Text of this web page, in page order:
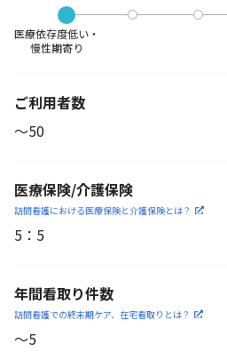
医療依存度低い・
慢性期寄り
ご利用者数
〜50
医療保険/介護保険
訪問看護における医療保険と介護保険とは？
5 ： 5
年間看取り件数
訪問看護での終末期ケア、 在宅看取りとは？
〜5